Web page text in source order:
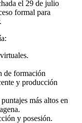
el 29 de julio
formal para
de formación
y producción
más altos en
y posesión.